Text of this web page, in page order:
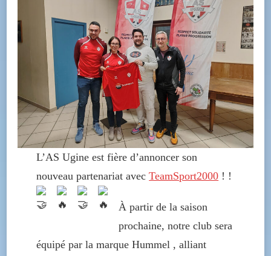
L’AS Ugine est fière d’annoncer son
nouveau partenariat avecTeamSport2000 ! !
À partir de la saison
prochaine, notre club sera
équipé par la marque Hummel , alliant